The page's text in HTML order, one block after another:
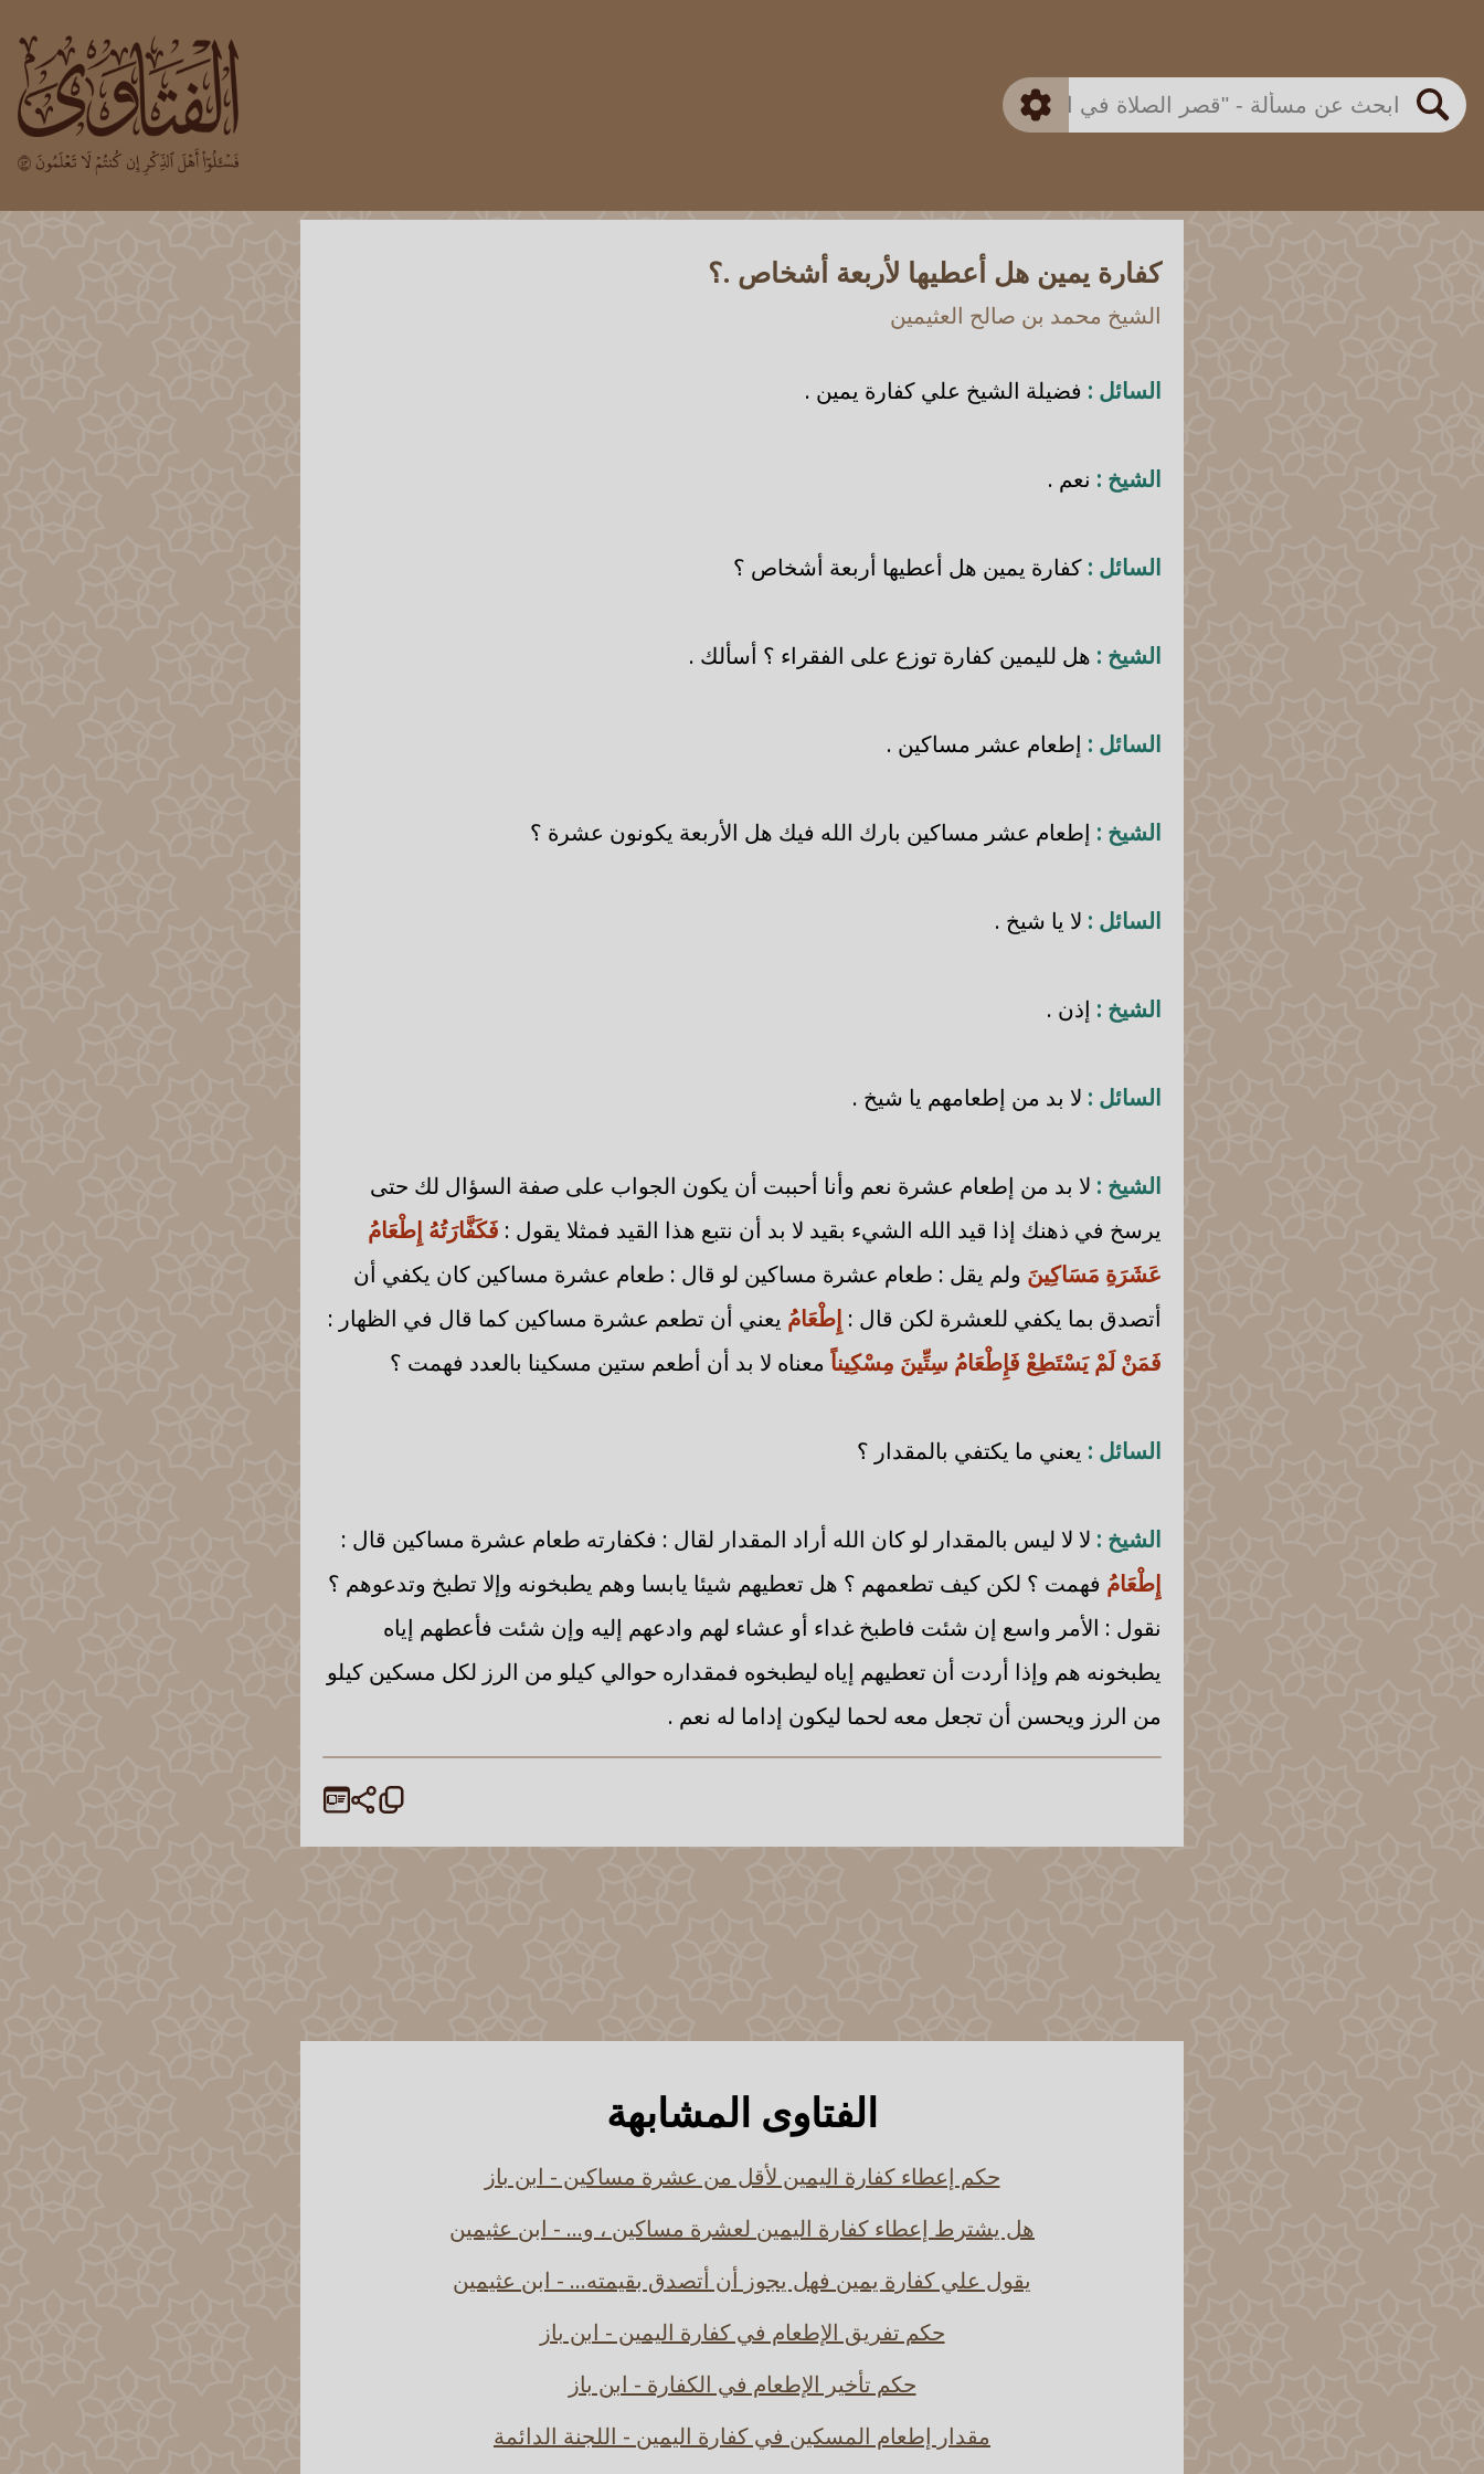
بحث
اللجنة الدائمة
متقدم
كفارة يمين هل أعطيها لأربعة أشخاص .؟
الشيخ محمد بن صالح العثيمين
السائل : فضيلة الشيخ علي كفارة يمين .
الشيخ : نعم .
السائل : كفارة يمين هل أعطيها أربعة أشخاص ؟
الشيخ : هل لليمين كفارة توزع على الفقراء ؟ أسألك .
السائل : إطعام عشر مساكين .
الشيخ : إطعام عشر مساكين بارك الله فيك هل الأربعة يكونون عشرة ؟
السائل : لا يا شيخ .
الشيخ : إذن .
السائل : لا بد من إطعامهم يا شيخ .
الشيخ : لا بد من إطعام عشرة نعم وأنا أحببت أن يكون الجواب على صفة السؤال لك حتى
يرسخ في ذهنك إذا قيد الله الشيء بقيد لا بد أن نتبع هذا القيد فمثلا يقول : فَكَفَّارَتُهُ إِطْعَامُ
عَشَرَةِ مَسَاكِينَ ولم يقل : طعام عشرة مساكين لو قال : طعام عشرة مساكين كان يكفي أن
أتصدق بما يكفي للعشرة لكن قال : إِطْعَامُ يعني أن تطعم عشرة مساكين كما قال في الظهار :
فَمَنْ لَمْ يَسْتَطِعْ فَإِطْعَامُ سِتِّينَ مِسْكِيناً معناه لا بد أن أطعم ستين مسكينا بالعدد فهمت ؟
السائل : يعني ما يكتفي بالمقدار ؟
الشيخ : لا لا ليس بالمقدار لو كان الله أراد المقدار لقال : فكفارته طعام عشرة مساكين قال :
إِطْعَامُ فهمت ؟ لكن كيف تطعمهم ؟ هل تعطيهم شيئا يابسا وهم يطبخونه وإلا تطبخ وتدعوهم ؟
نقول : الأمر واسع إن شئت فاطبخ غداء أو عشاء لهم وادعهم إليه وإن شئت فأعطهم إياه
يطبخونه هم وإذا أردت أن تعطيهم إياه ليطبخوه فمقداره حوالي كيلو من الرز لكل مسكين كيلو
من الرز ويحسن أن تجعل معه لحما ليكون إداما له نعم .
الفتاوى المشابهة
حكم إعطاء كفارة اليمين لأقل من عشرة مساكين - ابن باز
هل يشترط إعطاء كفارة اليمين لعشرة مساكين ، و... - ابن عثيمين
يقول علي كفارة يمين فهل يجوز أن أتصدق بقيمته... - ابن عثيمين
حكم تفريق الإطعام في كفارة اليمين - ابن باز
حكم تأخير الإطعام في الكفارة - ابن باز
مقدار إطعام المسكين في كفارة اليمين - اللجنة الدائمة